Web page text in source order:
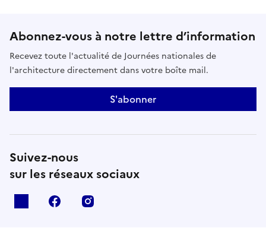
Abonnez-vous à notre lettre d’information
Recevez toute l'actualité de Journées nationales de
l'architecture directement dans votre boîte mail.
S'abonner
Suivez-nous
sur les réseaux sociaux
facebook